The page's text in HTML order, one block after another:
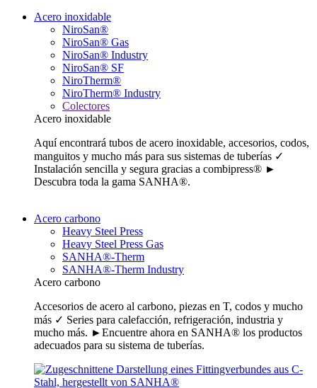
Acero inoxidable
NiroSan®
NiroSan® Gas
NiroSan® Industry
NiroSan® SF
NiroTherm®
NiroTherm® Industry
Colectores
Acero inoxidable
Aquí encontrará tubos de acero inoxidable, accesorios, codos,
manguitos y mucho más para sus sistemas de tuberías ✓
Instalación sencilla y segura gracias a combipress® ►
Descubra toda la gama SANHA®.
Acero carbono
Heavy Steel Press
Heavy Steel Press Gas
SANHA®-Therm
SANHA®-Therm Industry
Acero carbono
Accesorios de acero al carbono, piezas en T, codos y mucho
más ✓ Series para calefacción, refrigeración, industria y
mucho más. ►Encuentre ahora en SANHA® los productos
adecuados para su sistema de tuberías.